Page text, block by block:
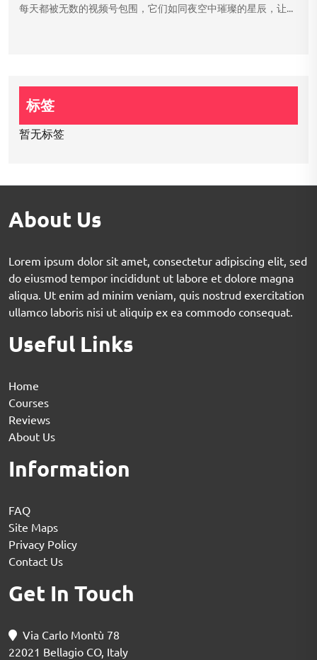
每天都被无数的视频号包围，它们如同夜空中璀璨的星辰，让...
标签
暂无标签
About Us
Lorem ipsum dolor sit amet, consectetur adipiscing elit, sed
do eiusmod tempor incididunt ut labore et dolore magna
aliqua. Ut enim ad minim veniam, quis nostrud exercitation
ullamco laboris nisi ut aliquip ex ea commodo consequat.
Useful Links
Home
Courses
Reviews
About Us
Information
FAQ
Site Maps
Privacy Policy
Contact Us
Get In Touch
Via Carlo Montù 78
22021 Bellagio CO, Italy